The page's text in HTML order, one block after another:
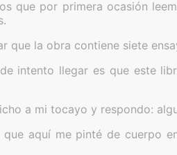
que por primera ocasión
que la obra contiene siete
intento llegar es que este
a mi tocayo y respondo:
aquí me pinté de cuerpo